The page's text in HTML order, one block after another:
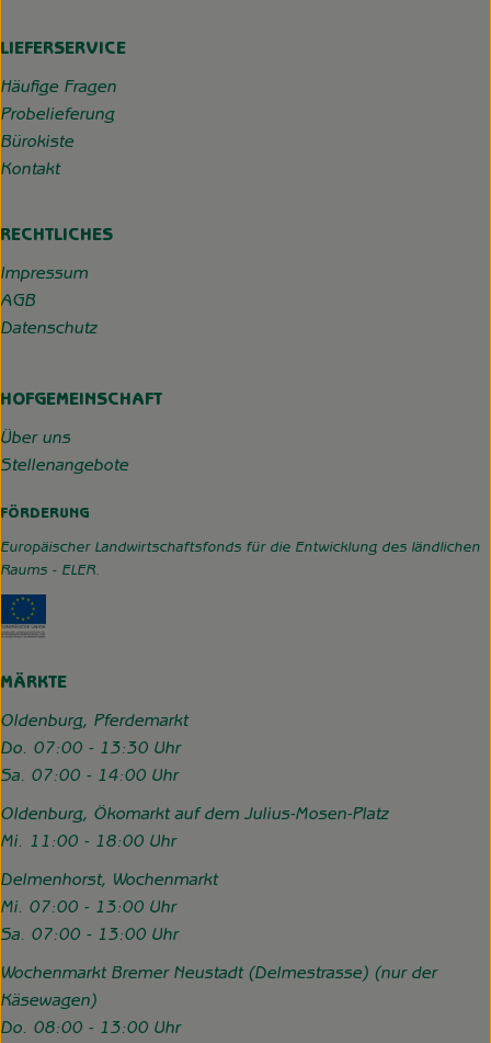
LIEFERSERVICE
Häufige Fragen
Probelieferung
Bürokiste
Kontakt
RECHTLICHES
Impressum
AGB
Datenschutz
HOFGEMEINSCHAFT
Über uns
Stellenangebote
FÖRDERUNG
Europäischer Landwirtschaftsfonds für die Entwicklung des ländlichen
Raums - ELER.
MÄRKTE
Oldenburg, Pferdemarkt
Do. 07:00 - 13:30 Uhr
Sa. 07:00 - 14:00 Uhr
Oldenburg, Ökomarkt auf dem Julius-Mosen-Platz
Mi. 11:00 - 18:00 Uhr
Delmenhorst, Wochenmarkt
Mi. 07:00 - 13:00 Uhr
Sa. 07:00 - 13:00 Uhr
Wochenmarkt Bremer Neustadt (Delmestrasse) (nur der
Käsewagen)
Do. 08:00 - 13:00 Uhr